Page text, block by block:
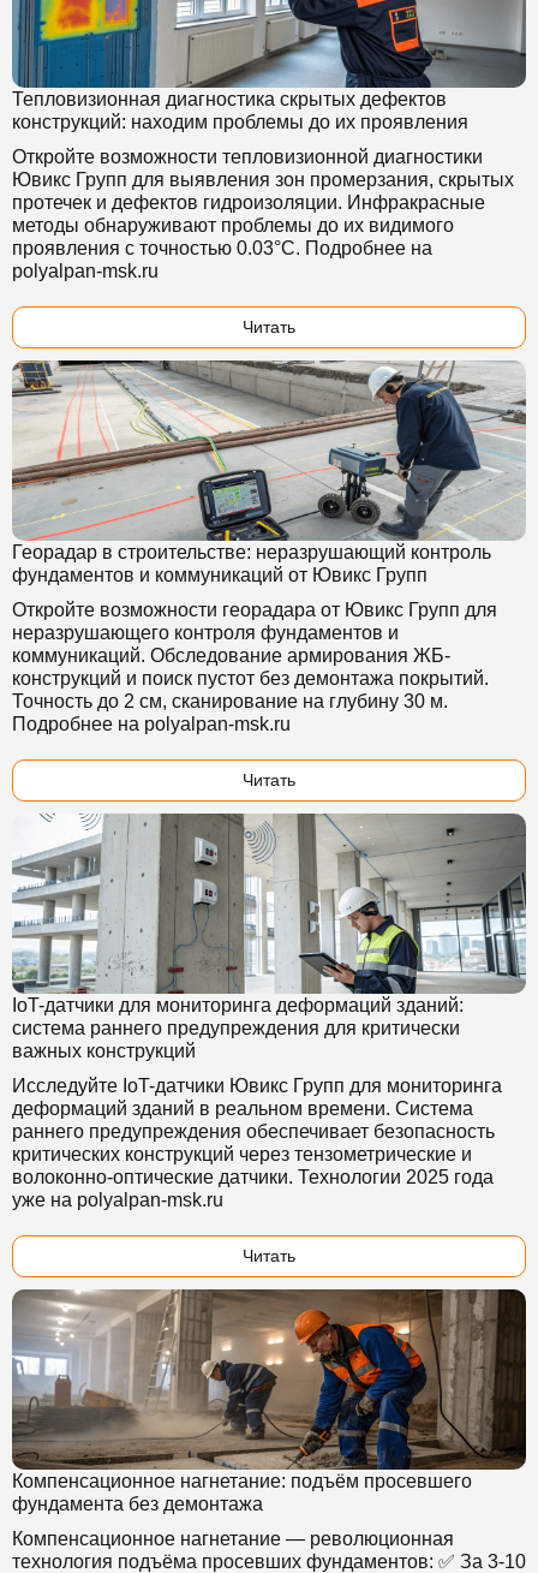
Тепловизионная диагностика скрытых дефектов
конструкций: находим проблемы до их проявления
Откройте возможности тепловизионной диагностики
Ювикс Групп для выявления зон промерзания, скрытых
протечек и дефектов гидроизоляции. Инфракрасные
методы обнаруживают проблемы до их видимого
проявления с точностью 0.03°C. Подробнее на
polyalpan-msk.ru
Читать
Георадар в строительстве: неразрушающий контроль
фундаментов и коммуникаций от Ювикс Групп
Откройте возможности георадара от Ювикс Групп для
неразрушающего контроля фундаментов и
коммуникаций. Обследование армирования ЖБ-
конструкций и поиск пустот без демонтажа покрытий.
Точность до 2 см, сканирование на глубину 30 м.
Подробнее на polyalpan-msk.ru
Читать
IoT-датчики для мониторинга деформаций зданий:
система раннего предупреждения для критически
важных конструкций
Исследуйте IoT-датчики Ювикс Групп для мониторинга
деформаций зданий в реальном времени. Система
раннего предупреждения обеспечивает безопасность
критических конструкций через тензометрические и
волоконно-оптические датчики. Технологии 2025 года
уже на polyalpan-msk.ru
Читать
Компенсационное нагнетание: подъём просевшего
фундамента без демонтажа
Компенсационное нагнетание — революционная
технология подъёма просевших фундаментов: ✅ За 3-10